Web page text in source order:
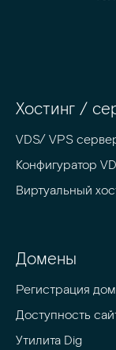
Хостинг /
VDS/ VPS
Конфигуратор
Виртуальный
Домены
Регистрация
Доступность
Утилита Dig